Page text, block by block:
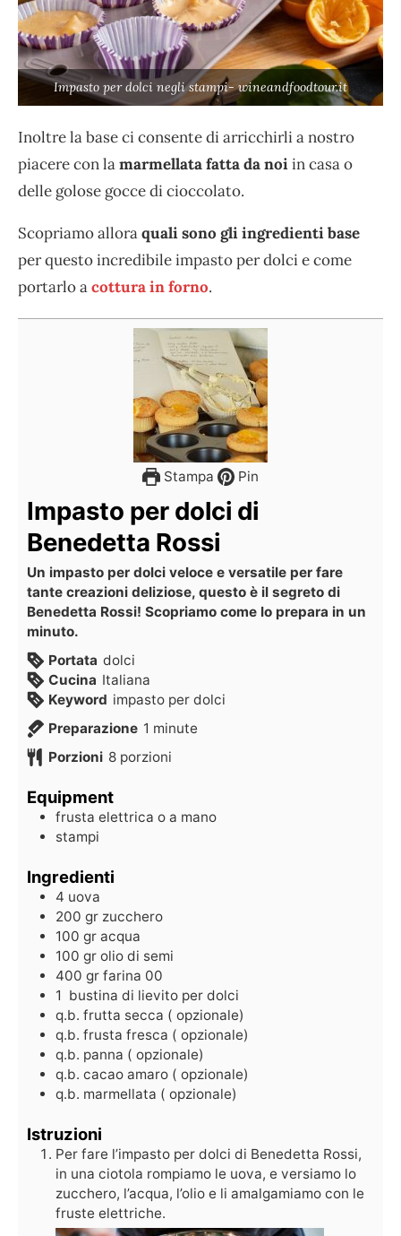
Impasto per dolci negli stampi- wineandfoodtour.it
Inoltre la base ci consente di arricchirli a nostro
piacere con lamarmellata fatta da noiin casa o
delle golose gocce di cioccolato.
Scopriamo alloraquali sono gli ingredienti base
per questo incredibile impasto per dolci e come
portarlo acottura in forno.
Stampa Pin
Impasto per dolci di
Benedetta Rossi
Un impasto per dolci veloce e versatile per fare
tante creazioni deliziose, questo è il segreto di
Benedetta Rossi! Scopriamo come lo prepara in un
minuto.
Portata dolci
Cucina Italiana
Keyword impasto per dolci
Preparazione 1 minute
Porzioni 8 porzioni
Equipment
frusta elettrica o a mano
stampi
Ingredienti
4 uova
200 gr zucchero
100 gr acqua
100 gr olio di semi
400 gr farina 00
1 bustina di lievito per dolci
q.b. frutta secca ( opzionale)
q.b. frusta fresca ( opzionale)
q.b. panna ( opzionale)
q.b. cacao amaro ( opzionale)
q.b. marmellata ( opzionale)
Istruzioni
Per fare l’impasto per dolci di Benedetta Rossi,
in una ciotola rompiamo le uova, e versiamo lo
zucchero, l’acqua, l’olio e li amalgamiamo con le
fruste elettriche.